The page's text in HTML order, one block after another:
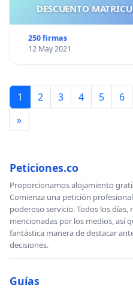
250 firmas
12 May 2021
1 2 3 4 5 6
»
Peticiones.co
Proporcionamos alojamiento
Comienza una petición
poderoso servicio. Todos los días,
mencionadas por los medios, así
fantástica manera de destacar
decisiones.
Guías